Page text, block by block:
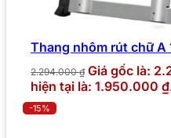
Thang nhôm rút chữ A
2.294.000₫ Giá gốc là:
hiện tại là: 1.950.000
-15%